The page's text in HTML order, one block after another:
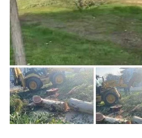
sınırlı olarak açık rızanız
Çerezlere ilişkin tercihlerinizi
vasıtasıyla belirleyebilirsiniz.
için Ayarlar butonuna
Metnimiziziyaret edebilirsiniz.
6698 sayılı Kişisel Verilerin
hazırlanmış Aydınlatma